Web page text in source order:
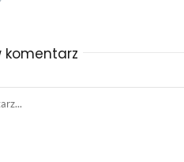
komentarz